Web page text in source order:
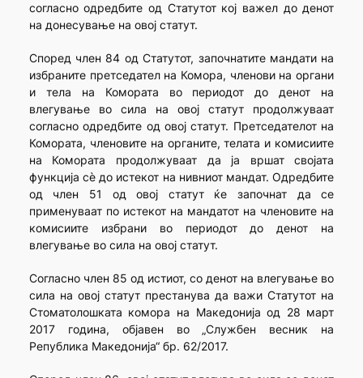
согласно одредбите од Статутот кој важел до денот
на донесување на овој статут.
Според член 84 од Статутот, започнатите мандати на
избраните претседател на Комора, членови на органи
и тела на Комората во периодот до денот на
влегување во сила на овој статут продолжуваат
согласно одредбите од овој статут. Претседателот на
Комората, членовите на органите, телата и комисиите
на Комората продолжуваат да ја вршат својата
функција сѐ до истекот на нивниот мандат. Одредбите
од член 51 од овој статут ќе започнат да се
применуваат по истекот на мандатот на членовите на
комисиите избрани во периодот до денот на
влегување во сила на овој статут.
Согласно член 85 од истиот, со денот на влегување во
сила на овој статут престанува да важи Статутот на
Стоматолошката комора на Македонија од 28 март
2017 година, објавен во „Службен весник на
Република Македонија“ бр. 62/2017.